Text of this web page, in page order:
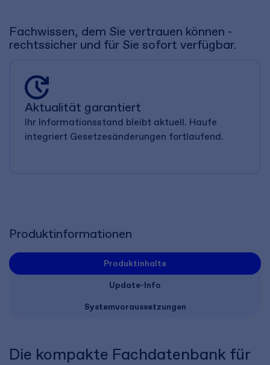
Fachwissen, dem Sie vertrauen können -
rechtssicher und für Sie sofort verfügbar.
Aktualität garantiert
Ihr Informationsstand bleibt aktuell. Haufe
integriert Gesetzesänderungen fortlaufend.
Produktinformationen
Produktinhalte
Update-Info
Systemvoraussetzungen
Die kompakte Fachdatenbank für